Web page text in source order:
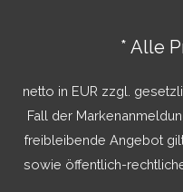
h
* Alle
netto in EUR zzgl.
Fall der
freibleibende Angebot
sowie öffentlich-